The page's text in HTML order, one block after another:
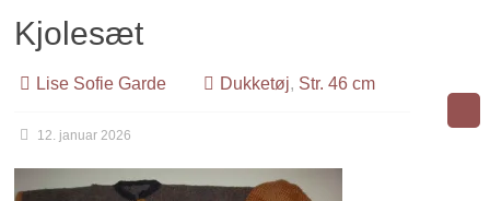
Kjolesæt
Lise Sofie Garde Dukketøj, Str. 46 cm
12. januar 2026